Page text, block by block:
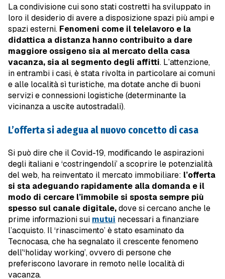
La condivisione cui sono stati costretti ha sviluppato in
loro il desiderio di avere a disposizione spazi più ampi e
spazi esterni. Fenomeni come il telelavoro e la
didattica a distanza hanno contribuito a dare
maggiore ossigeno sia al mercato della casa
vacanza, sia al segmento degli affitti. L’attenzione,
in entrambi i casi, è stata rivolta in particolare ai comuni
e alle località sì turistiche, ma dotate anche di buoni
servizi e connessioni logistiche (determinante la
vicinanza a uscite autostradali).
L’offerta si adegua al nuovo concetto di casa
Si può dire che il Covid-19, modificando le aspirazioni
degli italiani e ‘costringendoli’ a scoprire le potenzialità
del web, ha reinventato il mercato immobiliare: l’offerta
si sta adeguando rapidamente alla domanda e il
modo di cercare l’immobile si sposta sempre più
spesso sul canale digitale,dove si cercano anche le
prime informazioni sui mutui necessari a finanziare
l’acquisto. Il ‘rinascimento’ è stato esaminato da
Tecnocasa, che ha segnalato il crescente fenomeno
dell'‘holiday working’, ovvero di persone che
preferiscono lavorare in remoto nelle località di
vacanza.